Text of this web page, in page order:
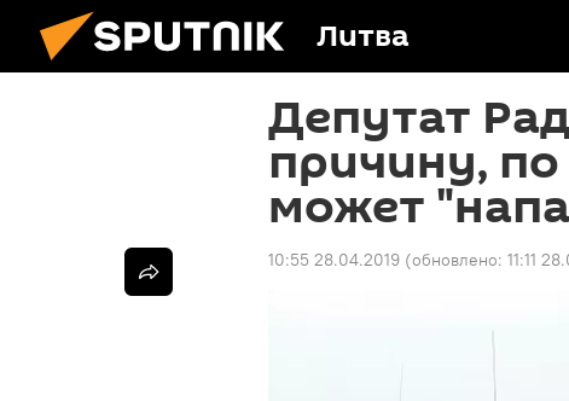
Литва
Депутат
причину,
может
10:55 28.04.2019 (обновлено: 11:11